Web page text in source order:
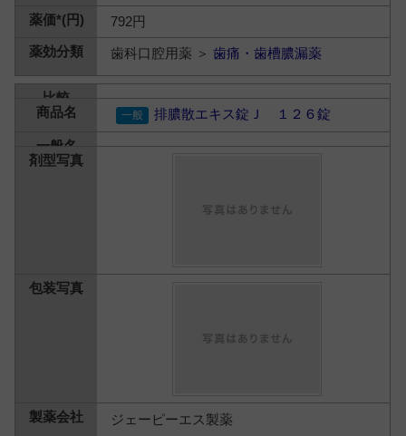
792円
歯科口腔用薬 ＞歯痛・歯槽膿漏薬
排膿散エキス錠Ｊ １２６錠
ジェーピーエス製薬